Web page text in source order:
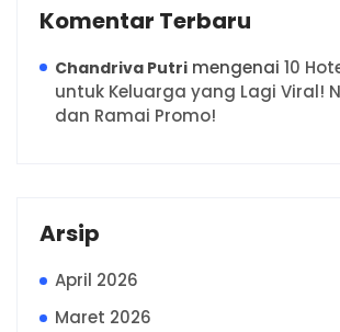
Komentar Terbaru
Chandriva Putri mengenai 10
untuk Keluarga yang Lagi Viral!
dan Ramai Promo!
Arsip
April 2026
Maret 2026